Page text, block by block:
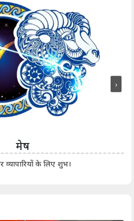
मेष
के लिए शुभ।
›